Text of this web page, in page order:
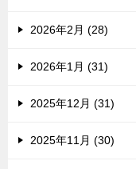
2026年2月 (28)
2026年1月 (31)
2025年12月 (31)
2025年11月 (30)